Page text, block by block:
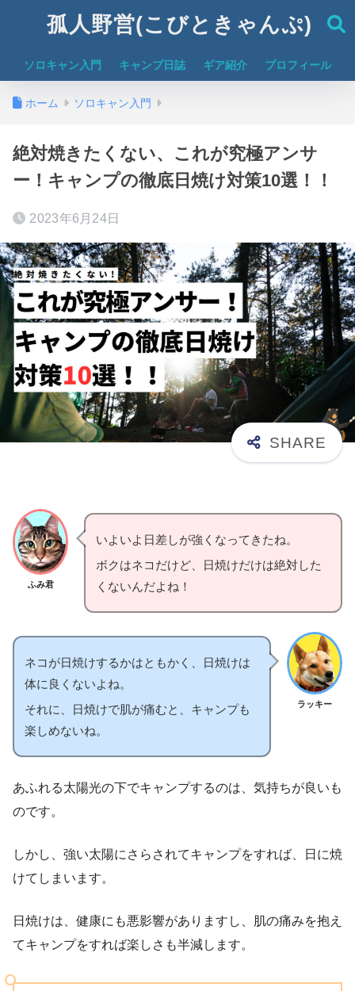
孤人野営(こびときゃんぷ)
ソロキャン入門 キャンプ日誌 ギア紹介 プロフィール
ホーム ソロキャン入門
絶対焼きたくない、これが究極アンサ
ー！キャンプの徹底日焼け対策10選！！
2023年6月24日
ふみ君
いよいよ日差しが強くなってきたね。
ボクはネコだけど、日焼けだけは絶対した
くないんだよね！
ラッキー
ネコが日焼けするかはともかく、日焼けは
体に良くないよね。
それに、日焼けで肌が痛むと、キャンプも
楽しめないね。
あふれる太陽光の下でキャンプするのは、気持ちが良いも
のです。
しかし、強い太陽にさらされてキャンプをすれば、日に焼
けてしまいます。
日焼けは、健康にも悪影響がありますし、肌の痛みを抱え
てキャンプをすれば楽しさも半減します。